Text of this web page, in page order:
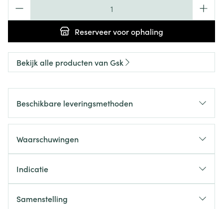
Reserveervoor ophaling
Bekijk alle producten van Gsk
Beschikbare leveringsmethoden
Waarschuwingen
Indicatie
Samenstelling